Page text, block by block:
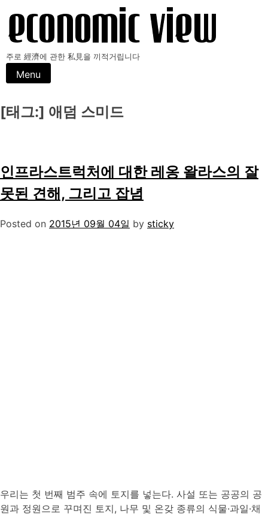
content
주로 經濟에 관한 私見을 끼적거립니다
Menu
[태그:] 애덤 스미드
인프라스트럭처에 대한 레옹 왈라스의 잘
못된 견해, 그리고 잡념
Posted on 2015년 09월 04일 by sticky
우리는 첫 번째 범주 속에 토지를 넣는다. 사설 또는 공공의 공
원과 정원으로 꾸며진 토지, 나무 및 온갖 종류의 식물·과일·채